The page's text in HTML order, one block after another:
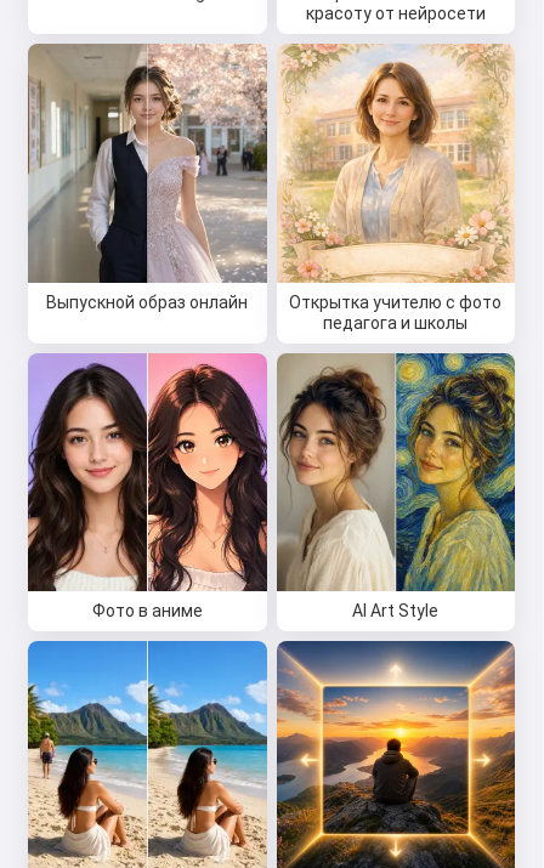
красоту от нейросети
Выпускной образ онлайн
Открытка учителю с фото
педагога и школы
Фото в аниме AI Art Style